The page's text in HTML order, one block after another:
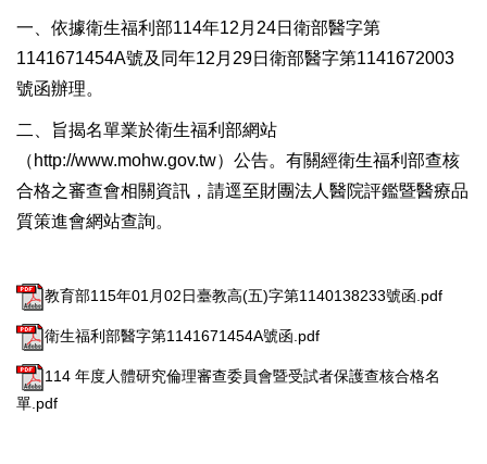
一、依據衛生福利部114年12月24日衛部醫字第
1141671454A號及同年12月29日衛部醫字第1141672003
號函辦理。
二、旨揭名單業於衛生福利部網站
（ http://www.mohw.gov.tw）公告。有關經衛生福利部查核
合格之審查會相關資訊，請逕至財團法人醫院評鑑暨醫療品
質策進會網站查詢。
教育部115年01月02日臺教高(五)字第1140138233號函.pdf
衛生福利部醫字第1141671454A號函.pdf
114 年度人體研究倫理審查委員會暨受試者保護查核合格名
單.pdf